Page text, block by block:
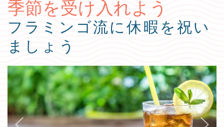
季節を受け入れよう
フラミンゴ流に休暇を祝い
ましょう
Previous slide Next